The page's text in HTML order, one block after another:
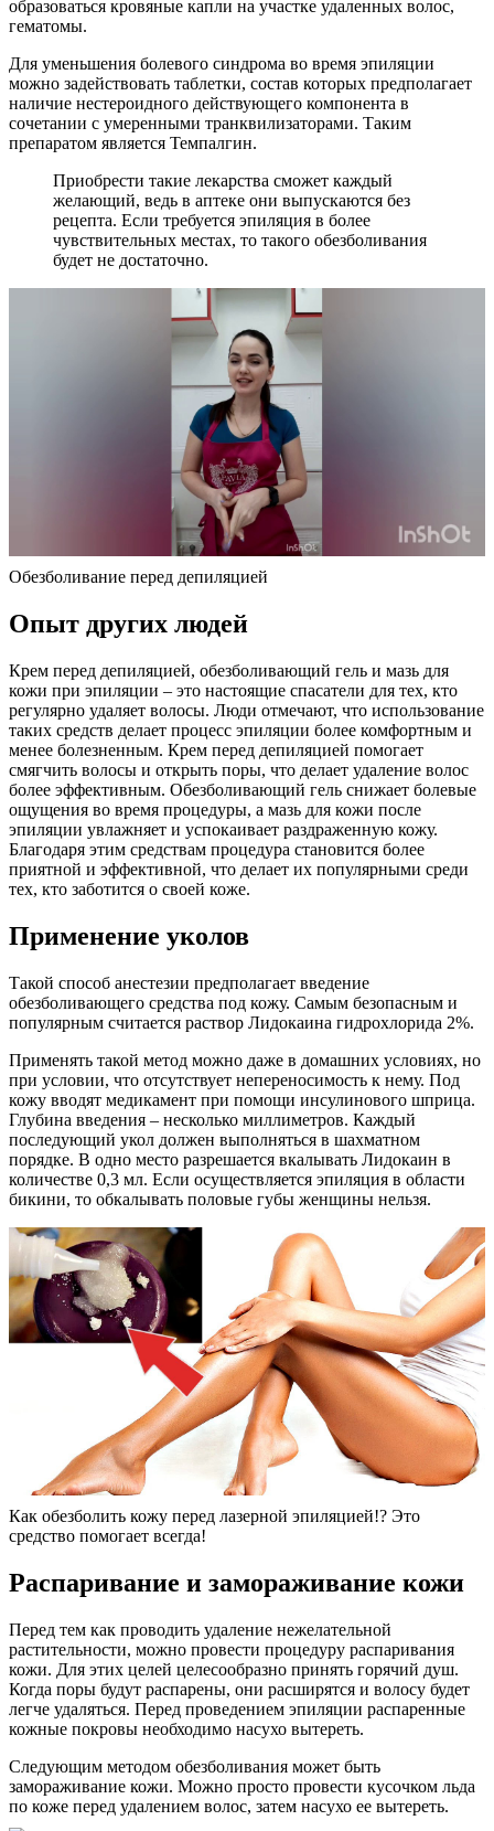
образоваться кровяные капли на участке удаленных волос,
гематомы.
Для уменьшения болевого синдрома во время эпиляции
можно задействовать таблетки, состав которых предполагает
наличие нестероидного действующего компонента в
сочетании с умеренными транквилизаторами. Таким
препаратом является Темпалгин.
Приобрести такие лекарства сможет каждый
желающий, ведь в аптеке они выпускаются без
рецепта. Если требуется эпиляция в более
чувствительных местах, то такого обезболивания
будет не достаточно.
Обезболивание перед депиляцией
Опыт других людей
Крем перед депиляцией, обезболивающий гель и мазь для
кожи при эпиляции – это настоящие спасатели для тех, кто
регулярно удаляет волосы. Люди отмечают, что использование
таких средств делает процесс эпиляции более комфортным и
менее болезненным. Крем перед депиляцией помогает
смягчить волосы и открыть поры, что делает удаление волос
более эффективным. Обезболивающий гель снижает болевые
ощущения во время процедуры, а мазь для кожи после
эпиляции увлажняет и успокаивает раздраженную кожу.
Благодаря этим средствам процедура становится более
приятной и эффективной, что делает их популярными среди
тех, кто заботится о своей коже.
Применение уколов
Такой способ анестезии предполагает введение
обезболивающего средства под кожу. Самым безопасным и
популярным считается раствор Лидокаина гидрохлорида 2%.
Применять такой метод можно даже в домашних условиях, но
при условии, что отсутствует непереносимость к нему. Под
кожу вводят медикамент при помощи инсулинового шприца.
Глубина введения – несколько миллиметров. Каждый
последующий укол должен выполняться в шахматном
порядке. В одно место разрешается вкалывать Лидокаин в
количестве 0,3 мл. Если осуществляется эпиляция в области
бикини, то обкалывать половые губы женщины нельзя.
Как обезболить кожу перед лазерной эпиляцией!? Это
средство помогает всегда!
Распаривание и замораживание кожи
Перед тем как проводить удаление нежелательной
растительности, можно провести процедуру распаривания
кожи. Для этих целей целесообразно принять горячий душ.
Когда поры будут распарены, они расширятся и волосу будет
легче удаляться. Перед проведением эпиляции распаренные
кожные покровы необходимо насухо вытереть.
Следующим методом обезболивания может быть
замораживание кожи. Можно просто провести кусочком льда
по коже перед удалением волос, затем насухо ее вытереть.